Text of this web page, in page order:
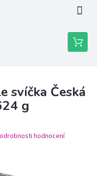
Nákupní
košík
svíčka Česká
g
hodnocení